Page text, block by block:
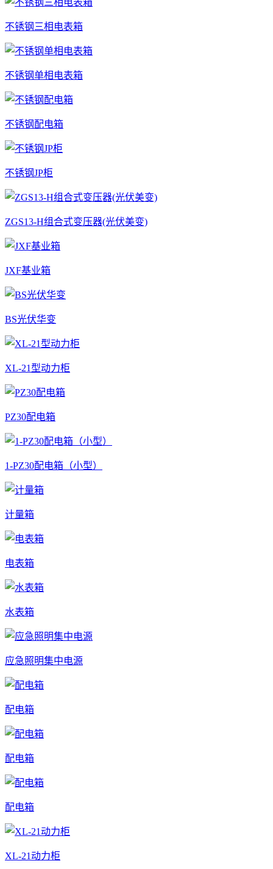
不锈钢三相电表箱
不锈钢单相电表箱
不锈钢配电箱
不锈钢JP柜
ZGS13-H组合式变压器(光伏美变)
JXF基业箱
BS光伏华变
XL-21型动力柜
PZ30配电箱
1-PZ30配电箱（小型）
计量箱
电表箱
水表箱
应急照明集中电源
配电箱
配电箱
配电箱
XL-21动力柜